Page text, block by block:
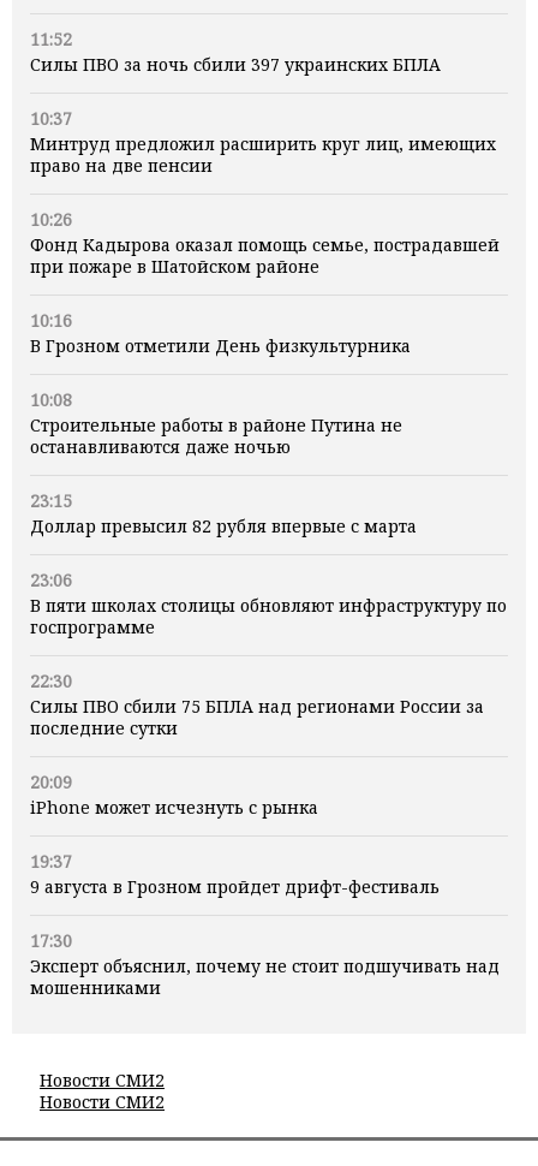
11:52
Силы ПВО за ночь сбили 397 украинских БПЛА
10:37
Минтруд предложил расширить круг лиц, имеющих
право на две пенсии
10:26
Фонд Кадырова оказал помощь семье, пострадавшей
при пожаре в Шатойском районе
10:16
В Грозном отметили День физкультурника
10:08
Строительные работы в районе Путина не
останавливаются даже ночью
23:15
Доллар превысил 82 рубля впервые с марта
23:06
В пяти школах столицы обновляют инфраструктуру по
госпрограмме
22:30
Силы ПВО сбили 75 БПЛА над регионами России за
последние сутки
20:09
iPhone может исчезнуть с рынка
19:37
9 августа в Грозном пройдет дрифт-фестиваль
17:30
Эксперт объяснил, почему не стоит подшучивать над
мошенниками
Новости СМИ2
Новости СМИ2